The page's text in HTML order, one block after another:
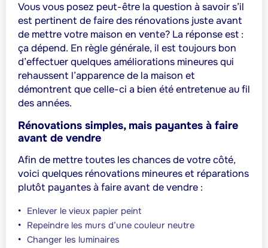
Vous vous posez peut-être la question à savoir s’il
est pertinent de faire des rénovations juste avant
de mettre votre maison en vente? La réponse est :
ça dépend. En règle générale, il est toujours bon
d’effectuer quelques améliorations mineures qui
rehaussent l’apparence de la maison et
démontrent que celle-ci a bien été entretenue au fil
des années.
Rénovations simples, mais payantes à faire
avant de vendre
Afin de mettre toutes les chances de votre côté,
voici quelques rénovations mineures et réparations
plutôt payantes à faire avant de vendre :
Enlever le vieux papier peint
Repeindre les murs d’une couleur neutre
Changer les luminaires